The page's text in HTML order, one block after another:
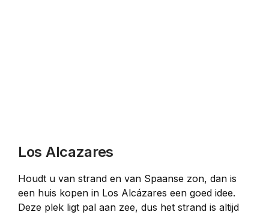
Los Alcazares
Houdt u van strand en van Spaanse zon, dan is
een huis kopen in Los Alcázares een goed idee.
Deze plek ligt pal aan zee, dus het strand is altijd